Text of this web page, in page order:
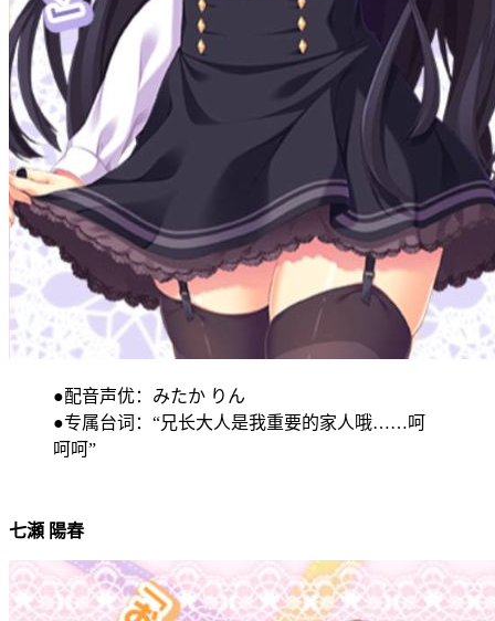
●配音声优：みたか りん
●专属台词：“兄长大人是我重要的家人哦……呵
呵呵”
七瀬 陽春